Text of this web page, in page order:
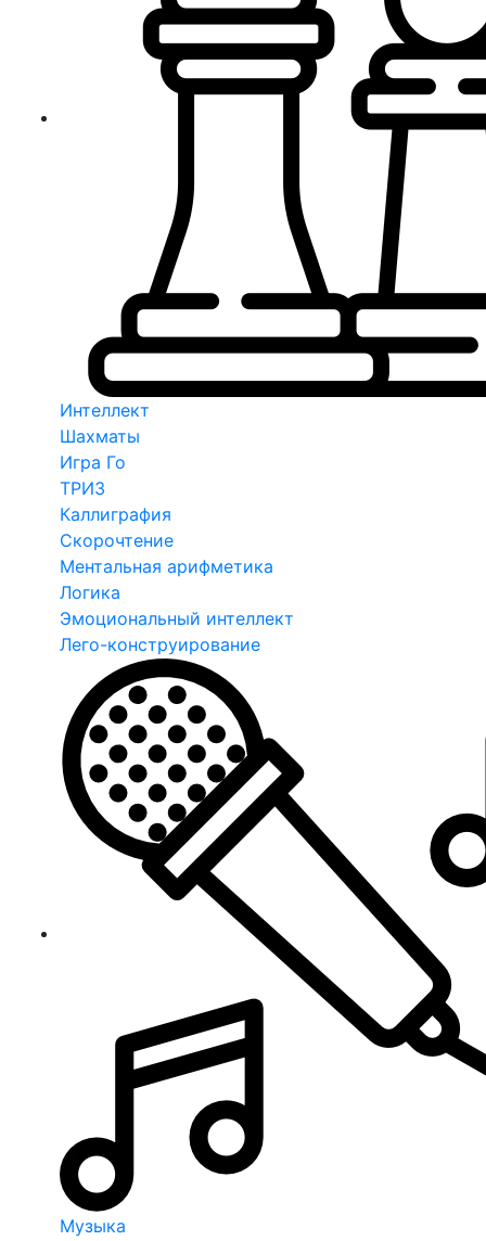
Интеллект
Шахматы
Игра Го
ТРИЗ
Каллиграфия
Скорочтение
Ментальная арифметика
Логика
Эмоциональный интеллект
Лего-конструирование
Музыка